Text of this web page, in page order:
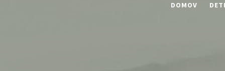
DOMOV DETI